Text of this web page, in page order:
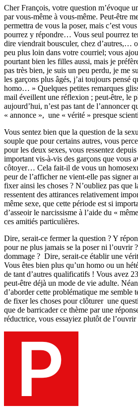
Cher François, votre question m’évoque
par vous-même à vous-même. Peut-être
permettra de vous la poser, mais c’est
pourrez y répondre… Vous seul pourrez
dire viendrait bousculer, chez d’autres,…
peu plus loin dans votre courriel; vous
pourtant bien les filles aussi, mais je
pas très bien, je suis un peu perdu, je me
les garçons plus âgés, j’ai toujours pensé
homo… » Quelques petites remarques
mail éveillent une réflexion ; peut-être, le
aujourd’hui, n’est pas tant de l’annoncer
« annonce », une « vérité » presque
Vous sentez bien que la question de la
souple que pour certains autres, vous
pour les deux sexes, vous ressentez
important vis-à-vis des garçons que vous
côtoyer… Cela fait-il de vous un
peur de l’afficher ne vient-elle pas signer
fixer ainsi les choses ? N’oubliez pas que
ressentent des attirances relativement
même sexe, que cette période est si
d’asseoir le narcissisme à l’aide du «
ces amitiés particulières.
Dire, serait-ce fermer la question ? Y
pour ne plus jamais se la poser ni l’ouvrir
dommage ? Dire, serait-ce établir une
Vous êtes bien plus qu’un homo ou un
de tant d’autres qualificatifs ! Vous avez
peut-être déjà un mode de vie adulte.
d’aborder cette problématique me semble
de fixer les choses pour clôturer une
que de barricader ce thème par une
réductrice, vous essayiez plutôt de